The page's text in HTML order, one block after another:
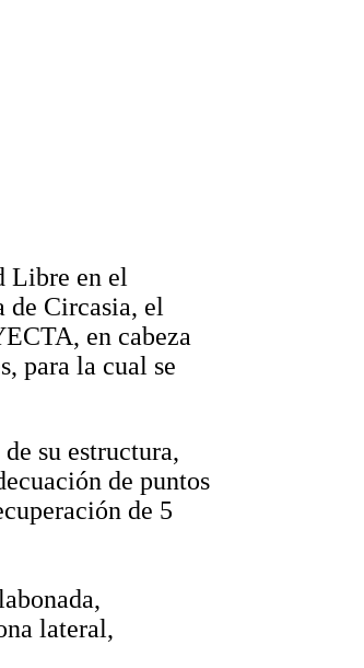
Libre en el
de Circasia, el
en cabeza
para la cual se
su estructura,
de puntos
de 5
lateral,